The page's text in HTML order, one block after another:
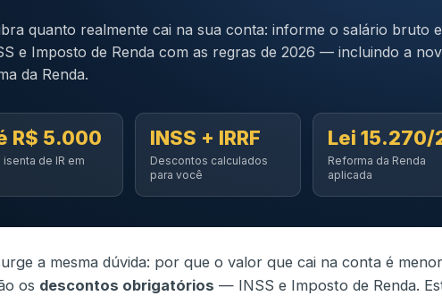
quanto realmente cai na sua conta: informe o salário bruto
e Imposto de Renda com as regras de 2026 — incluindo a
da Renda.
R$ 5.000
isenta de IR em
INSS + IRRF
Descontos calculados
para você
Lei 15.270/
Reforma da Renda
aplicada
a mesma dúvida: por que o valor que cai na conta é
os descontos obrigatórios — INSS e Imposto de Renda.